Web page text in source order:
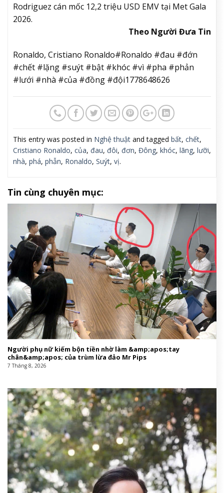
Rodriguez cán mốc 12,2 triệu USD EMV tại Met Gala
2026.
Theo Người Đưa Tin
Ronaldo, Cristiano Ronaldo#Ronaldo #đau #đớn
#chết #lặng #suýt #bật #khóc #vì #pha #phản
#lưới #nhà #của #đồng #đội1778648626
This entry was posted in Nghệ thuật and tagged bất, chết,
Cristiano Ronaldo, của, đau, đôi, đơn, Đông, khóc, lãng, lưỡi,
nhà, phá, phẫn, Ronaldo, Suýt, vị.
Tin cùng chuyên mục:
Người phụ nữ kiếm bộn tiền nhờ làm &amp;apos;tay
chân&amp;apos; của trùm lừa đảo Mr Pips
7 Tháng 8, 2026